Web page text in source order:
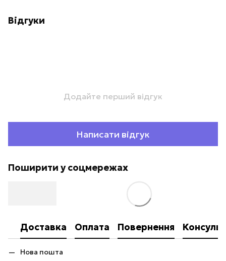
Відгуки
Додайте перший відгук
Написати відгук
Поширити у соцмережах
Доставка Оплата Повернення
Нова пошта